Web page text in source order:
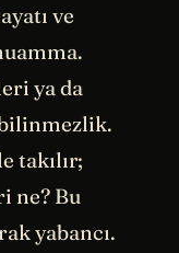
ve
ya da
takılır;
ne? Bu
yabancı.